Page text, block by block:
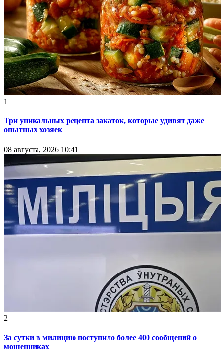
1
Три уникальных рецепта закаток, которые удивят даже
опытных хозяек
08 августа, 2026 10:41
2
За сутки в милицию поступило более 400 сообщений о
мошенниках